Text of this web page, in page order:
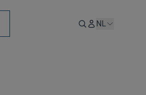
NL